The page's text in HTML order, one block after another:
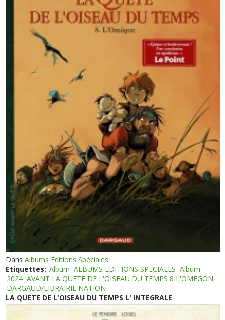
DansAlbums Editions Spéciales
Etiquettes: Album ALBUMS EDITIONS SPECIALES Album
2024 AVANT LA QUETE DE L'OISEAU DU TEMPS 8 L'OMEGON
DARGAUD/LIBRAIRIE NATION
LA QUETE DE L'OISEAU DU TEMPS L' INTEGRALE